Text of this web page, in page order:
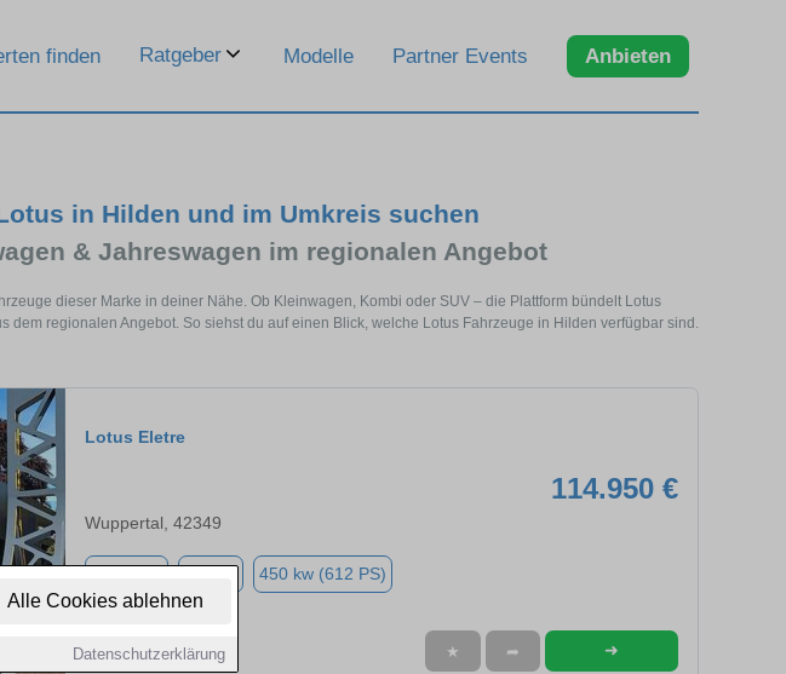
Alle Cookies ablehnen
Datenschutzerklärung
finden Ratgeber Modelle Partner Events Anbieten
in Hilden und im Umkreis suchen
& Jahreswagen im regionalen Angebot
dieser Marke in deiner Nähe. Ob Kleinwagen, Kombi oder SUV – die Plattform bündelt Lotus
regionalen Angebot. So siehst du auf einen Blick, welche Lotus Fahrzeuge in Hilden verfügbar sind.
Lotus Eletre
114.950 €
Wuppertal, 42349
Elektro 450 kw (612 PS)
★ ➦ ➜